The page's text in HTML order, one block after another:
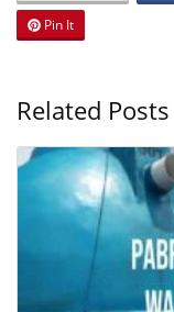
Pin It
Related Posts